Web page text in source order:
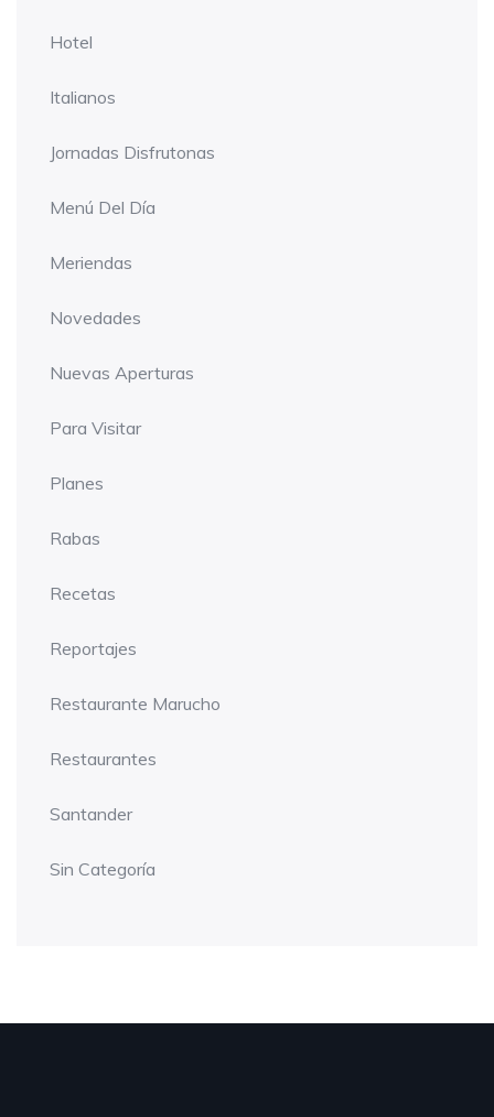
Hotel
Italianos
Jornadas Disfrutonas
Menú Del Día
Meriendas
Novedades
Nuevas Aperturas
Para Visitar
Planes
Rabas
Recetas
Reportajes
Restaurante Marucho
Restaurantes
Santander
Sin Categoría